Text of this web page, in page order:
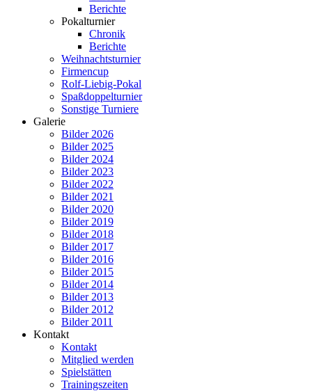
Berichte
Pokalturnier
Chronik
Berichte
Weihnachtsturnier
Firmencup
Rolf-Liebig-Pokal
Spaßdoppelturnier
Sonstige Turniere
Galerie
Bilder 2026
Bilder 2025
Bilder 2024
Bilder 2023
Bilder 2022
Bilder 2021
Bilder 2020
Bilder 2019
Bilder 2018
Bilder 2017
Bilder 2016
Bilder 2015
Bilder 2014
Bilder 2013
Bilder 2012
Bilder 2011
Kontakt
Kontakt
Mitglied werden
Spielstätten
Trainingszeiten